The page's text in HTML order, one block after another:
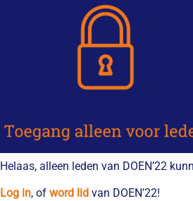
Helaas, alleen leden van DOEN’22
Log in, of word lid van DOEN’22!